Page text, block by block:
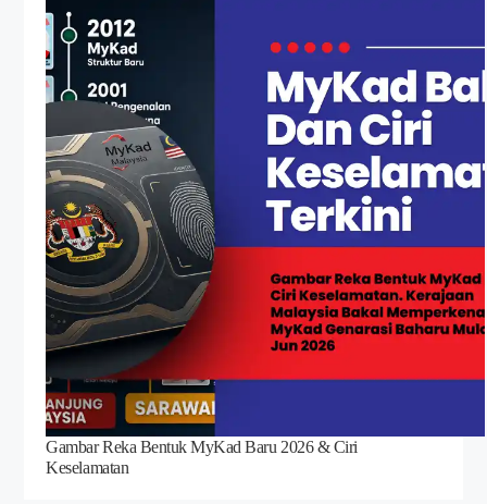
Gambar Reka Bentuk MyKad Baru 2026 & Ciri
Keselamatan